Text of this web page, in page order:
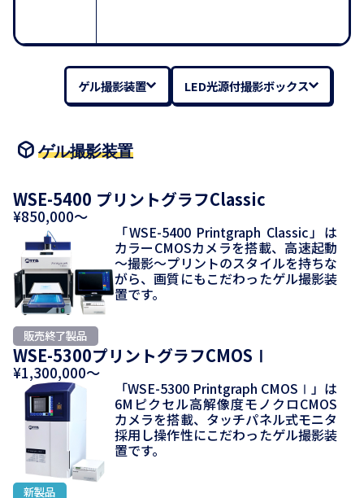
ゲル撮影装置 LED光源付撮影ボックス
ゲル撮影装置
WSE-5400 プリントグラフClassic
¥850,000～
「WSE-5400 Printgraph Classic」は
カラーCMOSカメラを搭載、高速起動
～撮影～プリントのスタイルを持ちな
がら、画質にもこだわったゲル撮影装
置です。
WSE-5300プリントグラフCMOSⅠ
¥1,300,000～
「WSE-5300 Printgraph CMOSⅠ」は
6Mピクセル高解像度モノクロCMOS
カメラを搭載、タッチパネル式モニタ
採用し操作性にこだわったゲル撮影装
置です。